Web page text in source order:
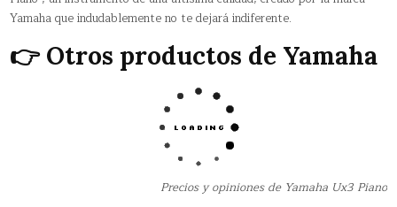
Yamaha que indudablemente no te dejará indiferente.
👉 Otros productos de Yamaha
Precios y opiniones de Yamaha Ux3 Piano